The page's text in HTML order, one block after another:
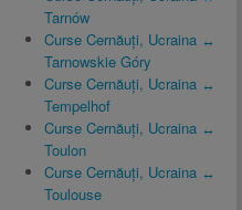
Tarnów
Curse Cernăuți, Ucraina ↔
Tarnowskie Góry
Curse Cernăuți, Ucraina ↔
Tempelhof
Curse Cernăuți, Ucraina ↔
Toulon
Curse Cernăuți, Ucraina ↔
Toulouse